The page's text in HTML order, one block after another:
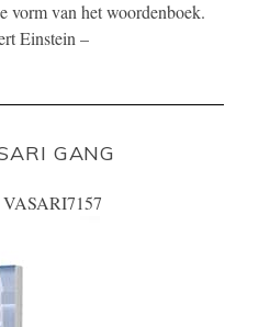
vorm van het woordenboek.
Einstein –
GANG